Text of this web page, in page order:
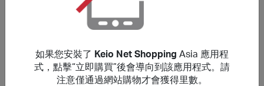
このサイトで掲載していないバウチャー、クーポンコード
を使用した場合、ご購入が特典の対象外になる場合があり
どを含みますが、これに限りません）は特典の対象にはな
りません。
如果您安裝了 Keio Net Shopping Asia 應用程
式，點擊“立即購買”後會導向到該應用程式。請
注意僅通過網站購物才會獲得里數。